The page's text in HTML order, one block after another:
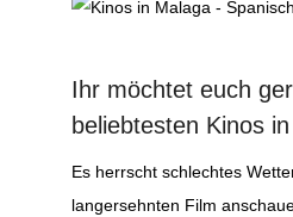
Ihr möchtet euch
beliebtesten Kinos
Es herrscht schlechtes
langersehnten Film